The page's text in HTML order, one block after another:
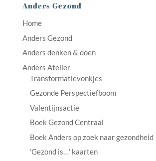
Anders Gezond
Home
Anders Gezond
Anders denken & doen
Anders Atelier
Transformatievonkjes
Gezonde Perspectiefboom
Valentijnsactie
Boek Gezond Centraal
Boek Anders op zoek naar gezondheid
‘Gezond is…’ kaarten